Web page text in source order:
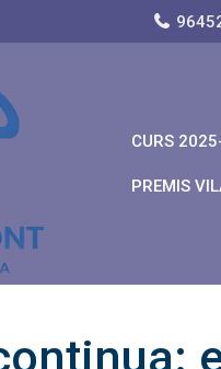
CURS
PREMIS